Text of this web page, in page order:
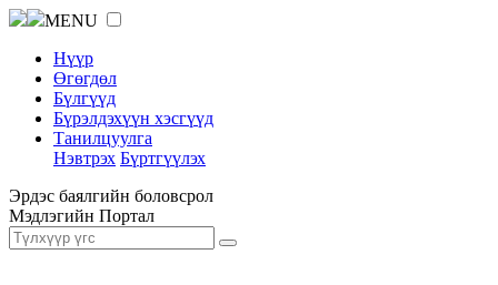
MENU
Нүүр
Өгөгдөл
Бүлгүүд
Бүрэлдэхүүн хэсгүүд
Танилцуулга
Нэвтрэх Бүртгүүлэх
Эрдэс баялгийн боловсрол
Мэдлэгийн Портал